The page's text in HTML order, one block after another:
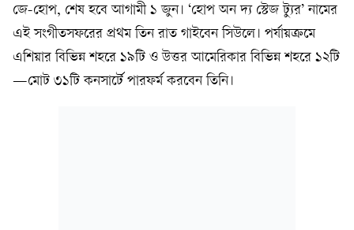
জে-হোপ, শেষ হবে আগামী ১ জুন। ‘হোপ অন দ্য স্টেজ ট্যুর’ নামের
এই সংগীতসফরের প্রথম তিন রাত গাইবেন সিউলে। পর্যায়ক্রমে
এশিয়ার বিভিন্ন শহরে ১৯টি ও উত্তর আমেরিকার বিভিন্ন শহরে ১২টি
—মোট ৩১টি কনসার্টে পারফর্ম করবেন তিনি।